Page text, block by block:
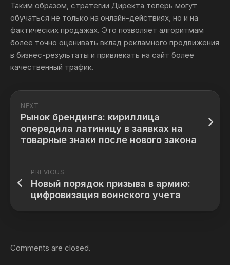
Таким образом, стратегии Директа теперь могут
обучаться не только на онлайн-действиях, но и на
фактических продажах. Это позволяет алгоритмам
более точно оценивать вклад рекламного продвижения
в бизнес-результаты и привлекать на сайт более
качественный трафик.
NEXT
Рынок брендинга: кириллица
опередила латиницу в заявках на
товарные знаки после нового закона
PREVIOUS
Новый порядок призыва в армию:
цифровизация воинского учета
Comments are closed.